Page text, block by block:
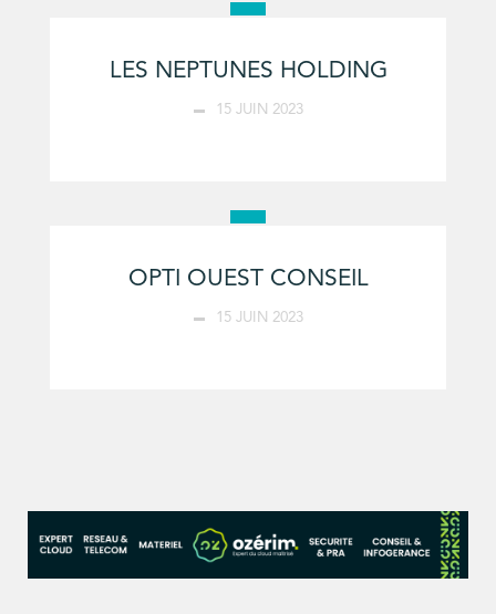
LES NEPTUNES HOLDING
15 JUIN 2023
OPTI OUEST CONSEIL
15 JUIN 2023